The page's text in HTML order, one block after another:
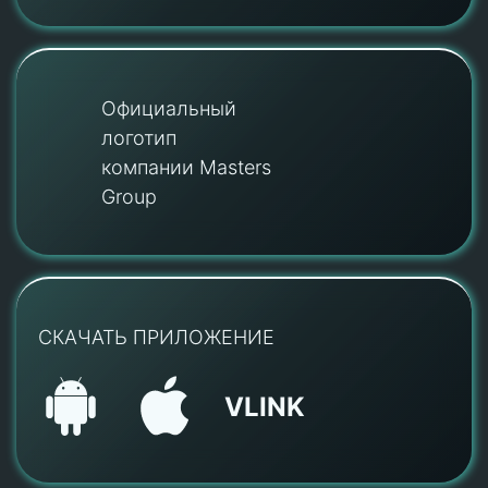
Официальный
логотип
компании Masters
Group
СКАЧАТЬ ПРИЛОЖЕНИЕ
VLINK